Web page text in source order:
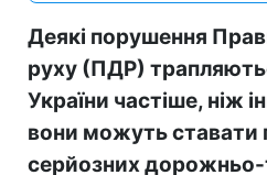
Деякі порушення
руху (ПДР)
України частіше, ніж
вони можуть ставати
серйозних